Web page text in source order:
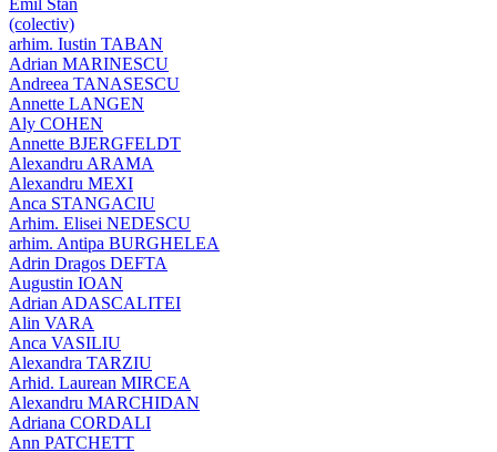
(colectiv)
arhim. Iustin TABAN
Adrian MARINESCU
Andreea TANASESCU
Annette LANGEN
Aly COHEN
Annette BJERGFELDT
Alexandru ARAMA
Alexandru MEXI
Anca STANGACIU
Arhim. Elisei NEDESCU
arhim. Antipa BURGHELEA
Adrin Dragos DEFTA
Augustin IOAN
Adrian ADASCALITEI
Alin VARA
Anca VASILIU
Alexandra TARZIU
Arhid. Laurean MIRCEA
Alexandru MARCHIDAN
Adriana CORDALI
Ann PATCHETT